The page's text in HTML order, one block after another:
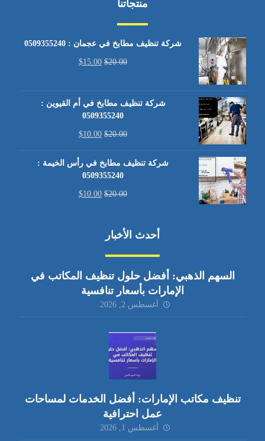
منتجاتنا
شركة تنظيف مطابخ في عجمان : 0509355240
$20.00
$15.00
شركة تنظيف مطابخ في أم القيوين :
0509355240
$20.00
$10.00
شركة تنظيف مطابخ في رأس الخيمة :
0509355240
$20.00
$10.00
أحدث الأخبار
السهم الذهبي: أفضل حلول تنظيف المكاتب في
الإمارات بأسعار تنافسية
أغسطس 2, 2026
تنظيف مكاتب الإمارات: أفضل الخدمات لمساحات
عمل احترافية
أغسطس 1, 2026